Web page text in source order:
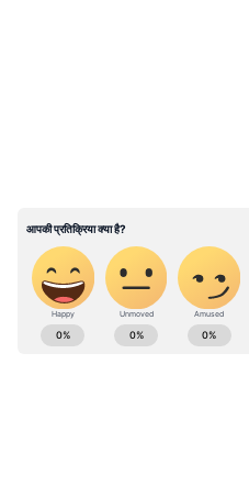
यूबीटी पर 'ऑपरेशन'
हमने सचिन अहीर का
ABOUT THE AUTHOR